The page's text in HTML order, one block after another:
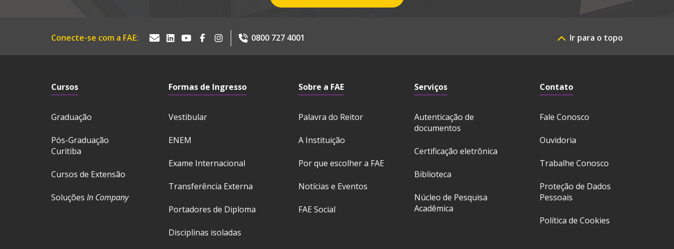
Conecte-se com a FAE: 0800 727 4001 Ir para o topo
Cursos
Graduação
Pós-Graduação
Curitiba
Cursos de Extensão
Soluções In Company
Formas de Ingresso
Vestibular
ENEM
Exame Internacional
Transferência Externa
Portadores de Diploma
Disciplinas isoladas
Sobre a FAE
Palavra do Reitor
A Instituição
Por que escolher a FAE
Notícias e Eventos
FAE Social
Serviços
Autenticação de
documentos
Certificação eletrônica
Biblioteca
Núcleo de Pesquisa
Acadêmica
Contato
Fale Conosco
Ouvidoria
Trabalhe Conosco
Proteção de Dados
Pessoais
Política de Cookies